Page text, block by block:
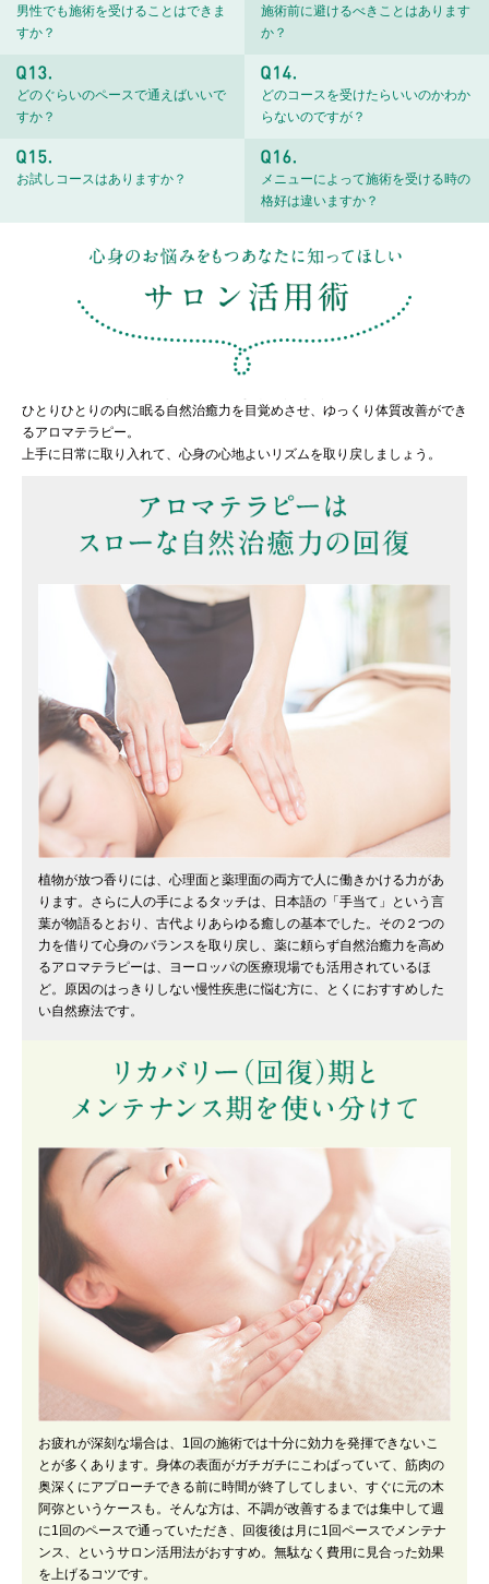
男性でも施術を受けることはできま
すか？
施術前に避けるべきことはあります
か？
どのぐらいのペースで通えばいいで
すか？
どのコースを受けたらいいのかわか
らないのですが？
お試しコースはありますか？
メニューによって施術を受ける時の
格好は違いますか？
ひとりひとりの内に眠る自然治癒力を目覚めさせ、ゆっくり体質改善ができ
るアロマテラピー。
上手に日常に取り入れて、心身の心地よいリズムを取り戻しましょう。
植物が放つ香りには、心理面と薬理面の両方で人に働きかける力があ
ります。さらに人の手によるタッチは、日本語の「手当て」という言
葉が物語るとおり、古代よりあらゆる癒しの基本でした。その２つの
力を借りて心身のバランスを取り戻し、薬に頼らず自然治癒力を高め
るアロマテラピーは、ヨーロッパの医療現場でも活用されているほ
ど。原因のはっきりしない慢性疾患に悩む方に、とくにおすすめした
い自然療法です。
お疲れが深刻な場合は、1回の施術では十分に効力を発揮できないこ
とが多くあります。身体の表面がガチガチにこわばっていて、筋肉の
奥深くにアプローチできる前に時間が終了してしまい、すぐに元の木
阿弥というケースも。そんな方は、不調が改善するまでは集中して週
に1回のペースで通っていただき、回復後は月に1回ペースでメンテナ
ンス、というサロン活用法がおすすめ。無駄なく費用に見合った効果
を上げるコツです。